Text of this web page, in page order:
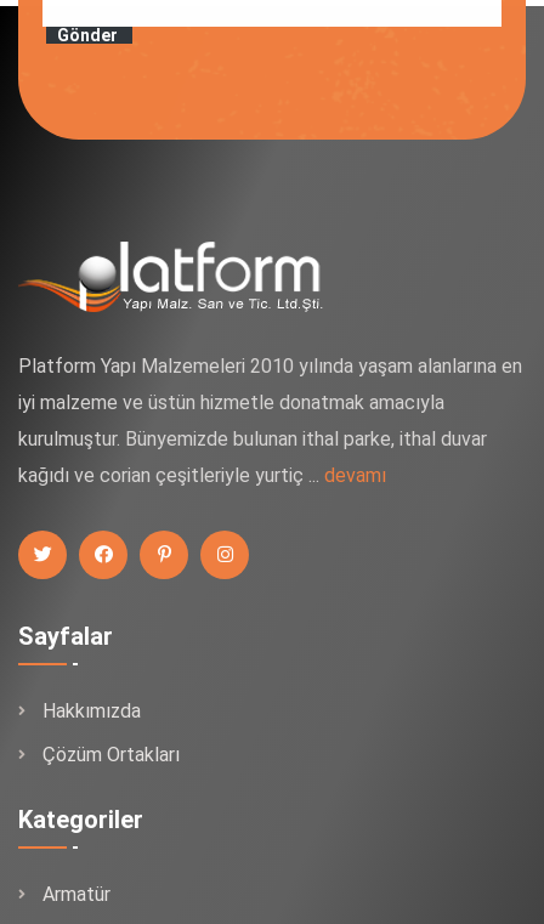
Gönder
Platform Yapı Malzemeleri 2010 yılında yaşam alanlarına en
iyi malzeme ve üstün hizmetle donatmak amacıyla
kurulmuştur. Bünyemizde bulunan ithal parke, ithal duvar
kağıdı ve corian çeşitleriyle yurtiç ... devamı
Sayfalar
Hakkımızda
Çözüm Ortakları
Kategoriler
Armatür